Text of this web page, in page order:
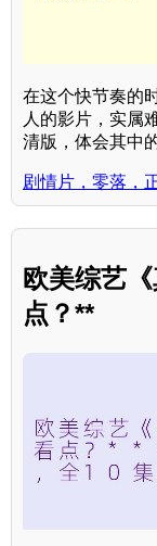
在这个快节奏的
人的影片，实属
清版，体会其中
剧情片，零落，
欧美综艺
点？**